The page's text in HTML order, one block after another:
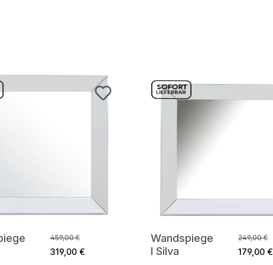
459,00 €
319,00 €
Wandspiege
l Silva
249,00 €
179,00 €